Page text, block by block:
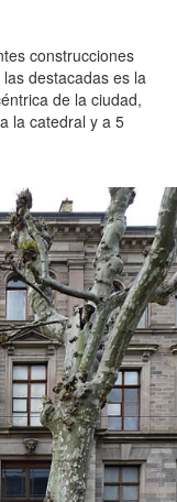
construcciones
destacadas es la
de la ciudad,
la catedral y a 5